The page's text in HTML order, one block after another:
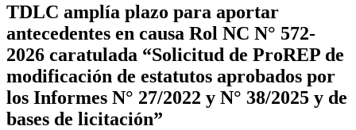
TDLC amplía plazo para aportar
antecedentes en causa Rol NC N° 572-
2026 caratulada “Solicitud de ProREP de
modificación de estatutos aprobados por
los Informes N° 27/2022 y N° 38/2025 y de
bases de licitación”